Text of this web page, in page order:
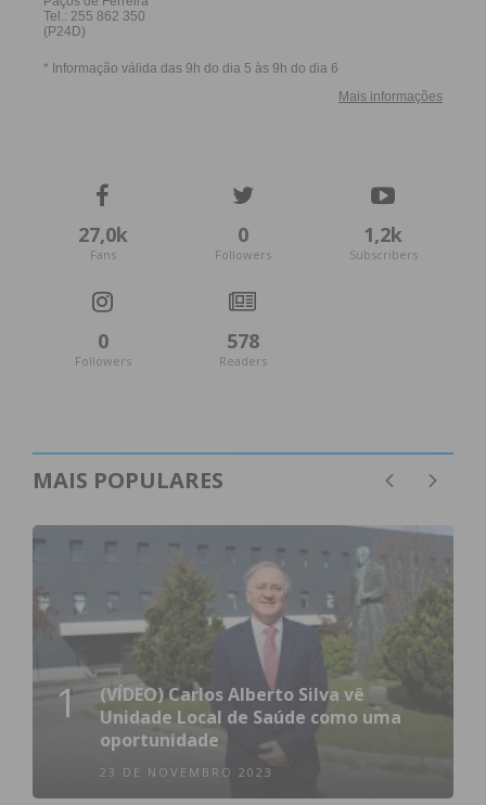
27,0k
Fans
0
Followers
1,2k
Subscribers
0
Followers
578
Readers
MAIS POPULARES
1
(VÍDEO) Carlos Alberto Silva vê
Unidade Local de Saúde como uma
oportunidade
23 DE NOVEMBRO 2023